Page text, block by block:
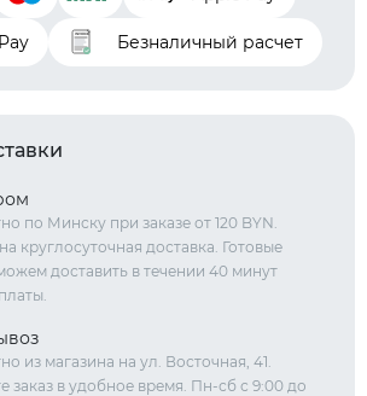
Безналичный расчет
по Минску при заказе от 120 BYN.
круглосуточная доставка. Готовые
доставить в течении 40 минут
из магазина на ул. Восточная, 41.
заказ в удобное время. Пн-сб с 9:00 до